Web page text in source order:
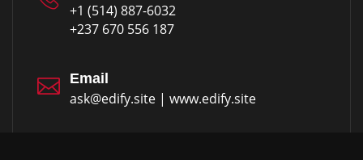
+1 (514) 887-6032
+237 670 556 187
Email
ask@edify.site | www.edify.site